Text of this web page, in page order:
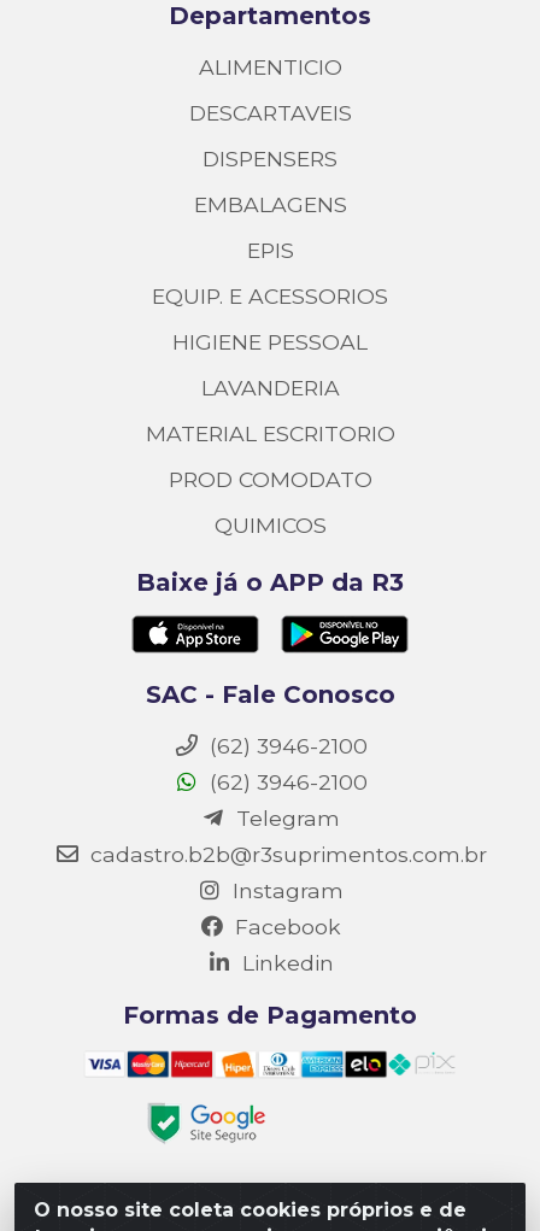
O nosso site coleta cookies próprios e de
Departamentos
ALIMENTICIO
DESCARTAVEIS
DISPENSERS
EMBALAGENS
EPIS
EQUIP. E ACESSORIOS
HIGIENE PESSOAL
LAVANDERIA
MATERIAL ESCRITORIO
PROD COMODATO
QUIMICOS
Baixe já o APP da R3
SAC - Fale Conosco
(62) 3946-2100
(62) 3946-2100
Telegram
cadastro.b2b@r3suprimentos.com.br
Instagram
Facebook
Linkedin
Formas de Pagamento
Matriz R3 Suprimentos - Rua 14, Polo Empresarial Goiás